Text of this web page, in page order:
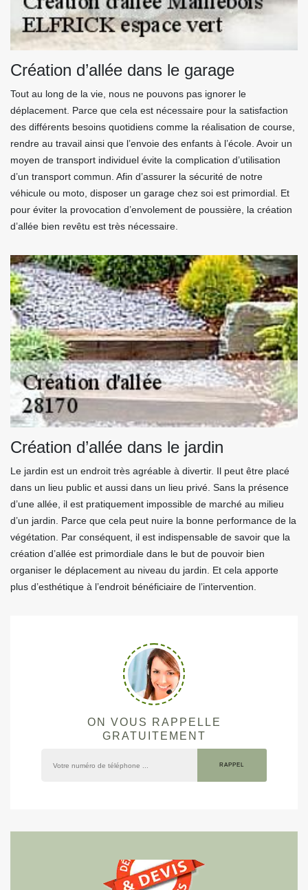
Création d’allée dans le garage
Tout au long de la vie, nous ne pouvons pas ignorer le
déplacement. Parce que cela est nécessaire pour la satisfaction
des différents besoins quotidiens comme la réalisation de course,
rendre au travail ainsi que l’envoie des enfants à l’école. Avoir un
moyen de transport individuel évite la complication d’utilisation
d’un transport commun. Afin d’assurer la sécurité de notre
véhicule ou moto, disposer un garage chez soi est primordial. Et
pour éviter la provocation d’envolement de poussière, la création
d’allée bien revêtu est très nécessaire.
Création d’allée dans le jardin
Le jardin est un endroit très agréable à divertir. Il peut être placé
dans un lieu public et aussi dans un lieu privé. Sans la présence
d’une allée, il est pratiquement impossible de marché au milieu
d’un jardin. Parce que cela peut nuire la bonne performance de la
végétation. Par conséquent, il est indispensable de savoir que la
création d’allée est primordiale dans le but de pouvoir bien
organiser le déplacement au niveau du jardin. Et cela apporte
plus d’esthétique à l’endroit bénéficiaire de l’intervention.
ON VOUS RAPPELLE
GRATUITEMENT